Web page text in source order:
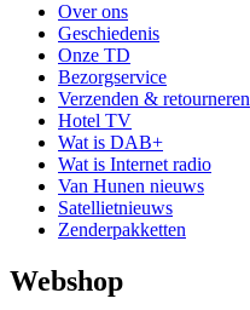
Over ons
Geschiedenis
Onze TD
Bezorgservice
Verzenden & retourneren
Hotel TV
Wat is DAB+
Wat is Internet radio
Van Hunen nieuws
Satellietnieuws
Zenderpakketten
Webshop